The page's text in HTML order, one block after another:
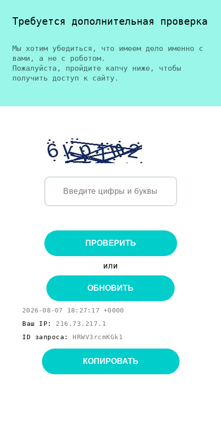
Требуется дополнительная проверка
Мы хотим убедиться, что имеем дело именно с
вами, а не с роботом.
Пожалуйста, пройдите капчу ниже, чтобы
получить доступ к сайту.
ПРОВЕРИТЬ
или
ОБНОВИТЬ
2026-08-07 18:27:17 +0000
Ваш IP: 216.73.217.1
ID запроса: HRWV3rcmKGk1
КОПИРОВАТЬ